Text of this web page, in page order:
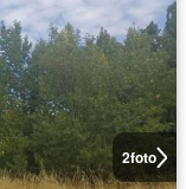
2foto